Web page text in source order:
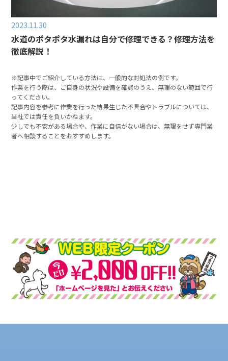
2023.11.30
水道のポタポタ水漏れは自分で修理できる？修理方法を
徹底解説！
※記事中でご紹介している方法は、一般的な対処法の例です。
作業を行う際は、ご自身の状況や設備を確認のうえ、無理のない範囲で行
ってください。
記事内容を参考に作業を行った結果生じた不具合やトラブルについては、
当社では責任を負いかねます。
少しでも不安がある場合や、作業に自信がない場合は、無理をせず専門業
者へ相談することをおすすめします。